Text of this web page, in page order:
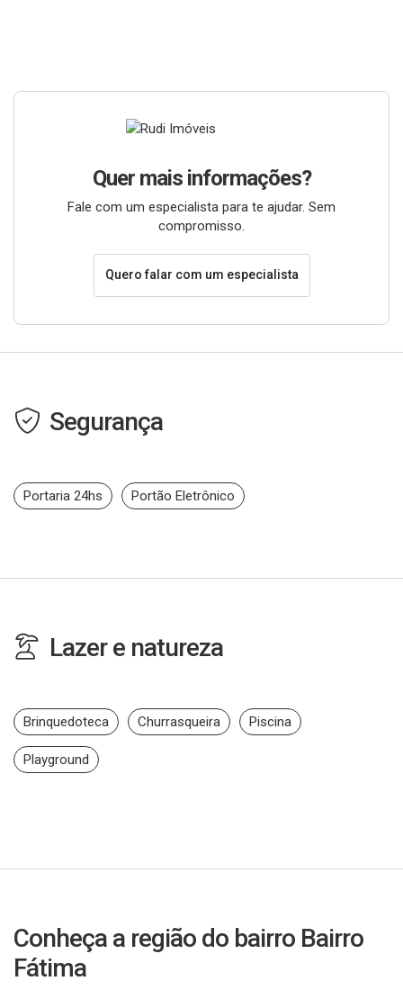
Quer mais informações?
Fale com um especialista para te ajudar. Sem
compromisso.
Quero falar com um especialista
Segurança
Portaria 24hs Portão Eletrônico
Lazer e natureza
Brinquedoteca Churrasqueira Piscina
Playground
Conheça a região do bairro Bairro
Fátima